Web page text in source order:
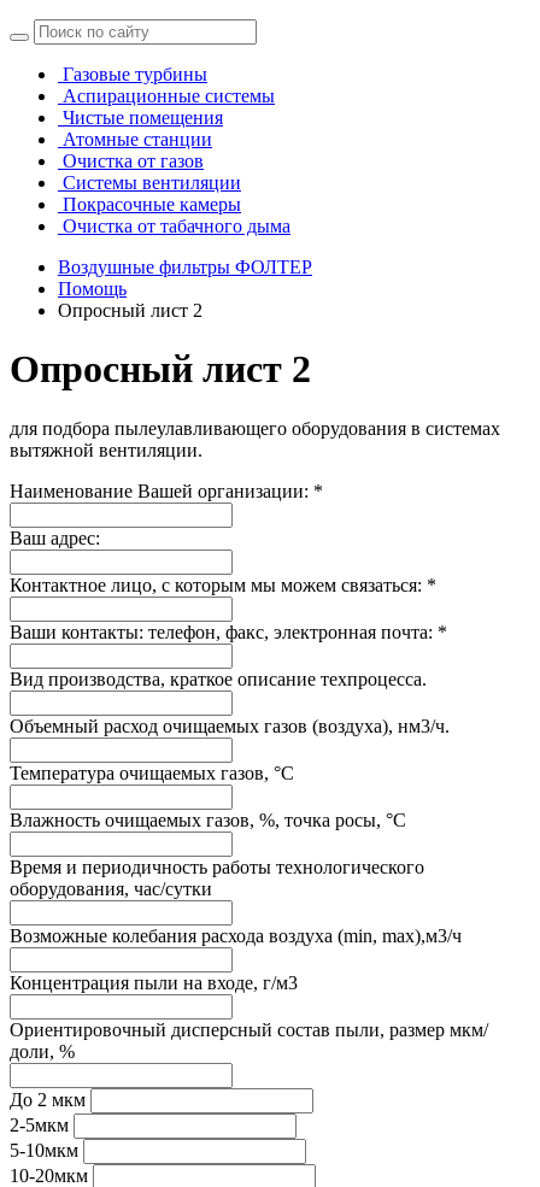
Газовые турбины
Аспирационные системы
Чистые помещения
Атомные станции
Очистка от газов
Системы вентиляции
Покрасочные камеры
Очистка от табачного дыма
Воздушные фильтры ФОЛТЕР
Помощь
Опросный лист 2
Опросный лист 2
для подбора пылеулавливающего оборудования в системах
вытяжной вентиляции.
Наименование Вашей организации: *
Ваш адрес:
Контактное лицо, с которым мы можем связаться: *
Ваши контакты: телефон, факс, электронная почта: *
Вид производства, краткое описание техпроцесса.
Объемный расход очищаемых газов (воздуха), нм3/ч.
Температура очищаемых газов, °С
Влажность очищаемых газов, %, точка росы, °С
Время и периодичность работы технологического
оборудования, час/сутки
Возможные колебания расхода воздуха (min, max),м3/ч
Концентрация пыли на входе, г/м3
Ориентировочный дисперсный состав пыли, размер мкм/
доли, %
До 2 мкм
2-5мкм
5-10мкм
10-20мкм